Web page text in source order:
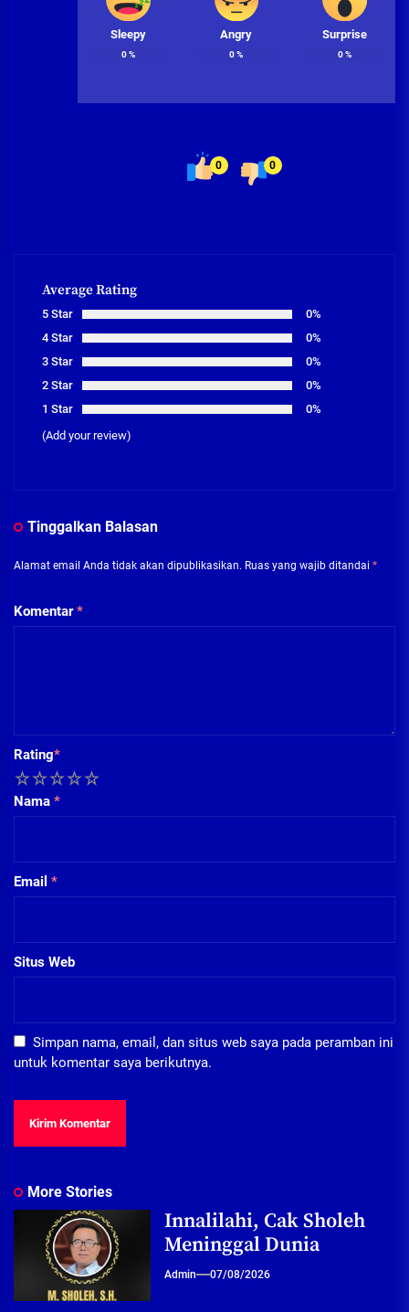
Sleepy
0%
Angry
0%
Surprise
0%
0 0
Average Rating
5 Star
0%
4 Star
0%
3 Star
0%
2 Star
0%
1 Star
0%
(Add your review)
Tinggalkan Balasan
Alamat email Anda tidak akan dipublikasikan. Ruas yang wajib ditandai *
Komentar*
Rating*
5
4
3
2
Nama *
Email *
Situs Web
Simpan nama, email, dan situs web saya pada peramban ini
untuk komentar saya berikutnya.
More Stories
Innalilahi, Cak Sholeh
Meninggal Dunia
Admin 07/08/2026